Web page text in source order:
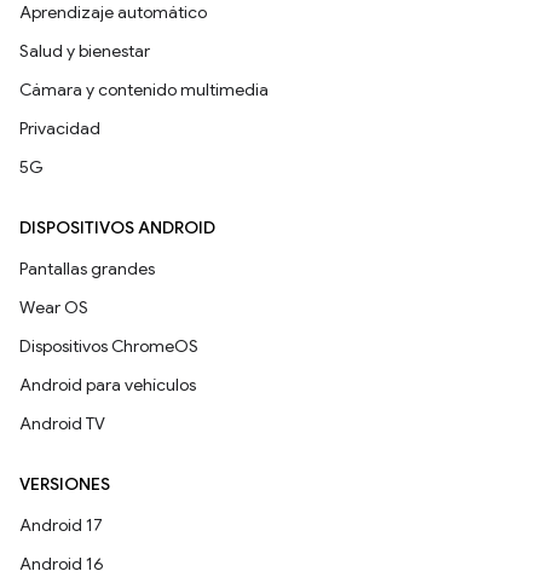
Aprendizaje automático
Salud y bienestar
Cámara y contenido multimedia
Privacidad
5G
DISPOSITIVOS ANDROID
Pantallas grandes
Wear OS
Dispositivos ChromeOS
Android para vehículos
Android TV
VERSIONES
Android 17
Android 16